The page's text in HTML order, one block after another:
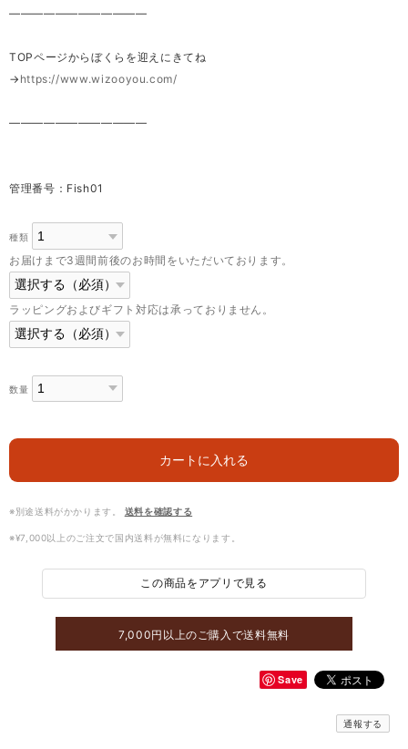
————————————
TOPページからぼくらを迎えにきてね
→ https://www.wizooyou.com/
————————————
管理番号：Fish01
種類
お届けまで3週間前後のお時間をいただいております。
ラッピングおよびギフト対応は承っておりません。
数量
カートに入れる
※別途送料がかかります。 送料を確認する
※¥7,000以上のご注文で国内送料が無料になります。
この商品をアプリで見る
7,000円以上のご購入で送料無料
Save
通報する